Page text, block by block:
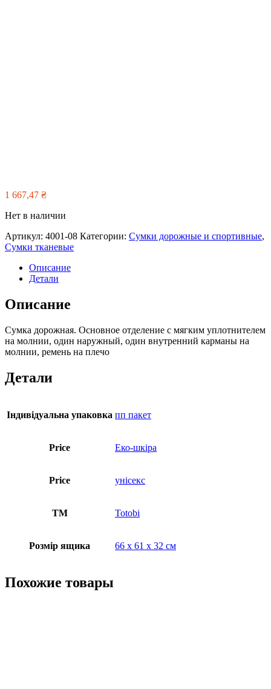
1 667,47 ₴
Нет в наличии
Артикул: 4001-08 Категории: Сумки дорожные и спортивные,
Сумки тканевые
Описание
Детали
Описание
Сумка дорожная. Основное отделение с мягким уплотнителем
на молнии, один наружный, один внутренний карманы на
молнии, ремень на плечо
Детали
Індивідуальна упаковка пп пакет
Price Еко-шкіра
Price унісекс
ТМ Totobi
Розмір ящика 66 х 61 х 32 см
Похожие товары